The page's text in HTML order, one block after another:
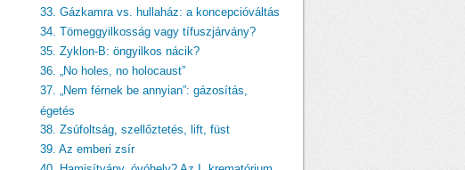
33. Gázkamra vs. hullaház: a koncepcióváltás
34. Tömeggyilkosság vagy tífuszjárvány?
35. Zyklon-B: öngyilkos nácik?
36. „No holes, no holocaust”
37. „Nem férnek be annyian”: gázosítás,
égetés
38. Zsúfoltság, szellőztetés, lift, füst
39. Az emberi zsír